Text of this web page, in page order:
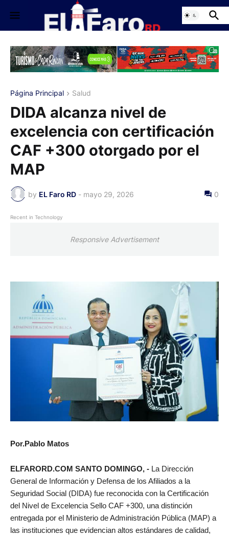
Página Principal Salud
DIDA alcanza nivel de
excelencia con certificación
CAF +300 otorgado por el
MAP
by EL Faro RD - mayo 29, 2026 0
Recent in Technology
Responsive Advertisement
Por.Pablo Matos
ELFARORD.COM SANTO DOMINGO, - La Dirección
General de Información y Defensa de los Afiliados a la
Seguridad Social (DIDA) fue reconocida con la Certificación
del Nivel de Excelencia Sello CAF +300, una distinción
entregada por el Ministerio de Administración Pública (MAP) a
las instituciones que evidencian altos estándares de calidad,